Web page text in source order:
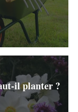
il planter ?